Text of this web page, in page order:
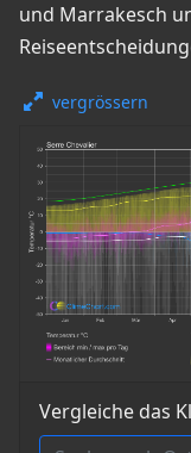
und Marrakesch
vergrössern
Vergleiche das